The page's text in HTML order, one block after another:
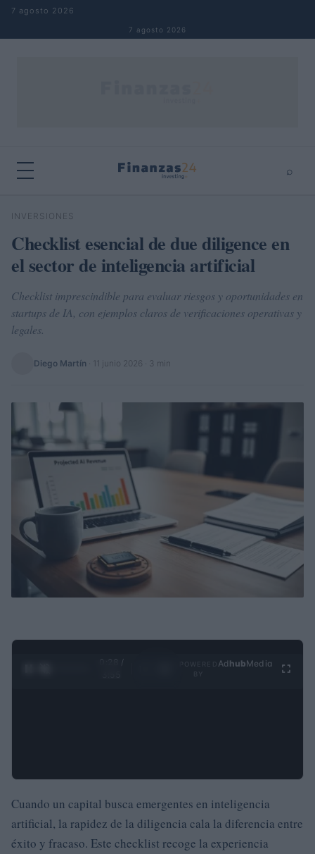
Saltar al contenido
7 agosto 2026
7 agosto 2026
⌕
Buscar
INVERSIONES
Checklist esencial de due diligence en
el sector de inteligencia artificial
Checklist imprescindible para evaluar riesgos y oportunidades en
startups de IA, con ejemplos claros de verificaciones operativas y
legales.
Diego Martín 11 junio 2026 · 3 min
0:29 /
Ad hubMedia
Cuando un capital busca emergentes en inteligencia
artificial, la rapidez de la diligencia cala la diferencia entre
éxito y fracaso. Este checklist recoge la experiencia